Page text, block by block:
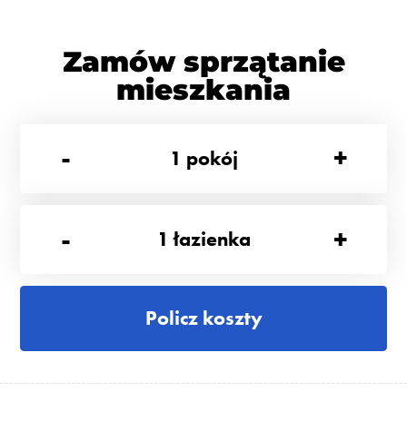
Zamów sprzątanie
mieszkania
-
1 pokój +
- 1 łazienka +
Policz koszty